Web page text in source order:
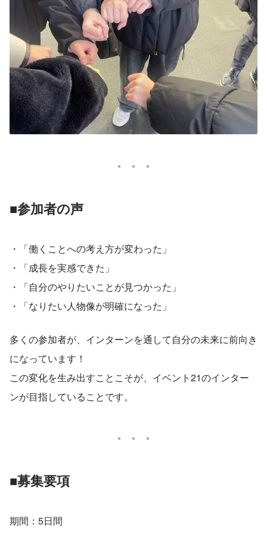
■参加者の声
・「働くことへの考え方が変わった」
・「成長を実感できた」
・「自分のやりたいことが見つかった」
・「なりたい人物像が明確になった」
多くの参加者が、インターンを通して自分の未来に前向き
になっています！
この変化を生み出すことこそが、イベント21のインター
ンが目指していることです。
■募集要項
期間：5日間